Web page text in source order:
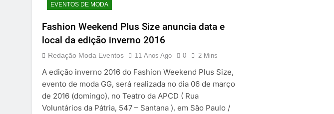
EVENTOS DE MODA
Fashion Weekend Plus Size anuncia data e
local da edição inverno 2016
Redação Moda Eventos 11 Anos Ago 0 2 Mins
A edição inverno 2016 do Fashion Weekend Plus Size,
evento de moda GG, será realizada no dia 06 de março
de 2016 (domingo), no Teatro da APCD ( Rua
Voluntários da Pátria, 547 – Santana ), em São Paulo /